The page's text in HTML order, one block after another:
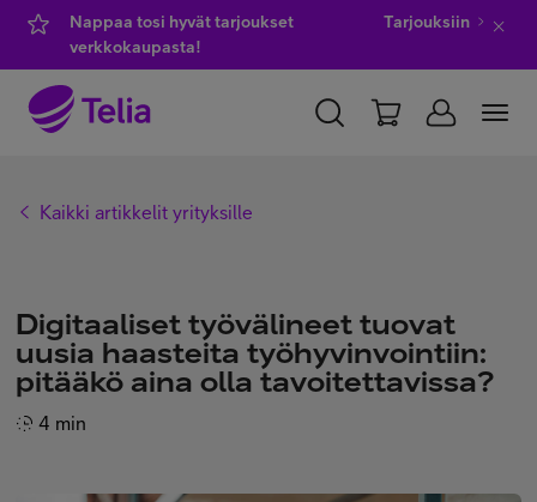
Nappaa tosi hyvät tarjoukset
verkkokaupasta!
Tarjouksiin
IT-palvelut
Kaikki artikkelit yrityksille
Digitaaliset työvälineet tuovat
uusia haasteita työhyvinvointiin:
pitääkö aina olla tavoitettavissa?
4 min